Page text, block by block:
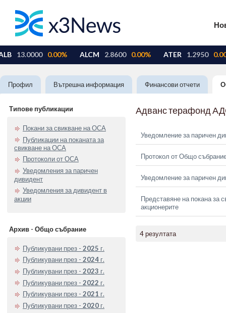
Профил Вътрешна информация Финансови отчети
Типове публикации
Покани за свикване на ОСА
Публикации на поканата за
свикване на ОСА
Протоколи от ОСА
Уведомления за паричен
дивидент
Уведомления за дивидент в
акции
Архив - Общо събрание
Публикувани през - 2025 г.
Публикувани през - 2024 г.
Публикувани през - 2023 г.
Публикувани през - 2022 г.
Публикувани през - 2021 г.
Публикувани през - 2020 г.
Адванс терафонд
Уведомление за паричен
Протокол от Общо
Уведомление за паричен
Представяне на покана за
акционерите
4 резултата